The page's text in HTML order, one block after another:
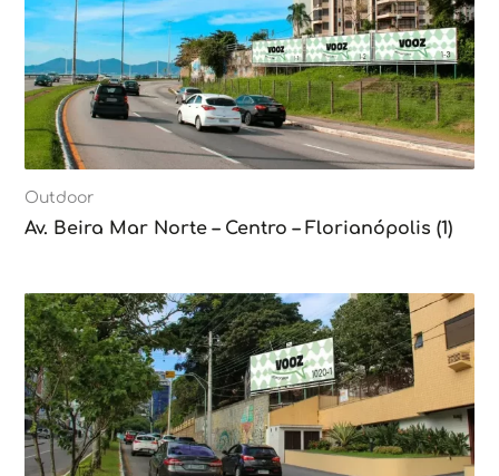
Outdoor
Av. Beira Mar Norte – Centro – Florianópolis (1)